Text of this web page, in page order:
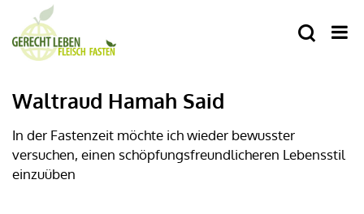
Waltraud Hamah Said
In der Fastenzeit möchte ich wieder bewusster
versuchen, einen schöpfungsfreundlicheren Lebensstil
einzuüben